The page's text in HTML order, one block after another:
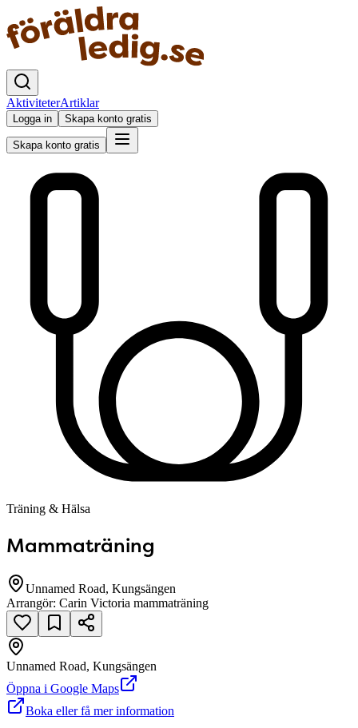
AktiviteterArtiklar
Logga in Skapa konto gratis
Skapa konto gratis
Träning & Hälsa
Mammaträning
Unnamed Road, Kungsängen
Arrangör: Carin Victoria mammaträning
Unnamed Road
Unnamed Road, Kungsängen
Öppna i Google Maps
Boka eller få mer information